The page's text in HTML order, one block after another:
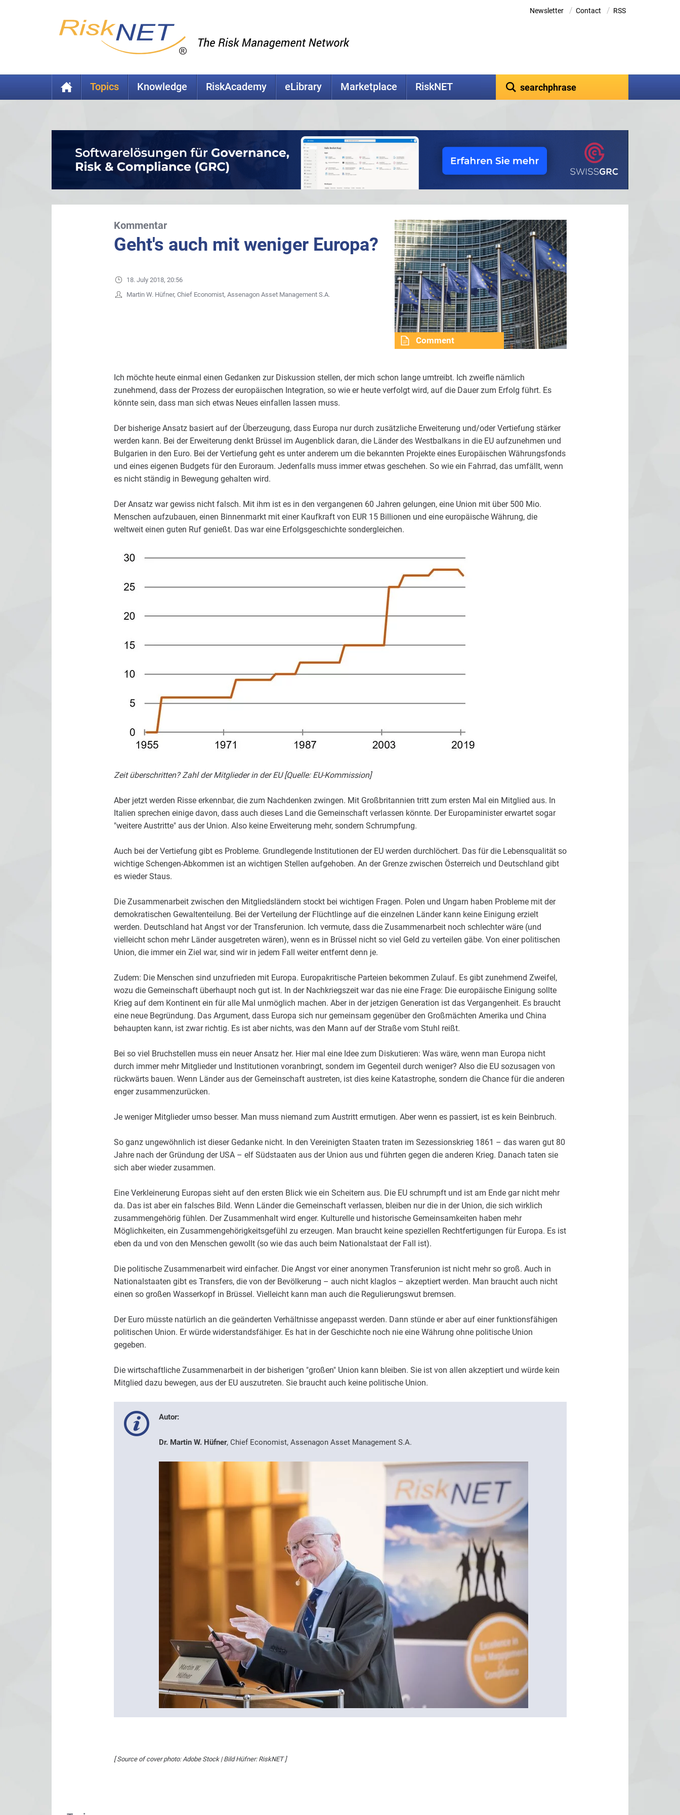
Newsletter / Contact / RSS
Topics Knowledge RiskAcademy eLibrary Marketplace RiskNET
Kommentar
Geht's auch mit weniger Europa?
18. July 2018, 20:56
Martin W. Hüfner, Chief Economist, Assenagon Asset Management S.A.
Comment
Ich möchte heute einmal einen Gedanken zur Diskussion stellen, der mich schon lange umtreibt. Ich zweifle nämlich
zunehmend, dass der Prozess der europäischen Integration, so wie er heute verfolgt wird, auf die Dauer zum Erfolg führt. Es
könnte sein, dass man sich etwas Neues einfallen lassen muss.
Der bisherige Ansatz basiert auf der Überzeugung, dass Europa nur durch zusätzliche Erweiterung und/oder Vertiefung stärker
werden kann. Bei der Erweiterung denkt Brüssel im Augenblick daran, die Länder des Westbalkans in die EU aufzunehmen und
Bulgarien in den Euro. Bei der Vertiefung geht es unter anderem um die bekannten Projekte eines Europäischen Währungsfonds
und eines eigenen Budgets für den Euroraum. Jedenfalls muss immer etwas geschehen. So wie ein Fahrrad, das umfällt, wenn
es nicht ständig in Bewegung gehalten wird.
Der Ansatz war gewiss nicht falsch. Mit ihm ist es in den vergangenen 60 Jahren gelungen, eine Union mit über 500 Mio.
Menschen aufzubauen, einen Binnenmarkt mit einer Kaufkraft von EUR 15 Billionen und eine europäische Währung, die
weltweit einen guten Ruf genießt. Das war eine Erfolgsgeschichte sondergleichen.
Zeit überschritten? Zahl der Mitglieder in der EU [Quelle: EU-Kommission]
Aber jetzt werden Risse erkennbar, die zum Nachdenken zwingen. Mit Großbritannien tritt zum ersten Mal ein Mitglied aus. In
Italien sprechen einige davon, dass auch dieses Land die Gemeinschaft verlassen könnte. Der Europaminister erwartet sogar
"weitere Austritte" aus der Union. Also keine Erweiterung mehr, sondern Schrumpfung.
Auch bei der Vertiefung gibt es Probleme. Grundlegende Institutionen der EU werden durchlöchert. Das für die Lebensqualität so
wichtige Schengen-Abkommen ist an wichtigen Stellen aufgehoben. An der Grenze zwischen Österreich und Deutschland gibt
es wieder Staus.
Die Zusammenarbeit zwischen den Mitgliedsländern stockt bei wichtigen Fragen. Polen und Ungarn haben Probleme mit der
demokratischen Gewaltenteilung. Bei der Verteilung der Flüchtlinge auf die einzelnen Länder kann keine Einigung erzielt
werden. Deutschland hat Angst vor der Transferunion. Ich vermute, dass die Zusammenarbeit noch schlechter wäre (und
vielleicht schon mehr Länder ausgetreten wären), wenn es in Brüssel nicht so viel Geld zu verteilen gäbe. Von einer politischen
Union, die immer ein Ziel war, sind wir in jedem Fall weiter entfernt denn je.
Zudem: Die Menschen sind unzufrieden mit Europa. Europakritische Parteien bekommen Zulauf. Es gibt zunehmend Zweifel,
wozu die Gemeinschaft überhaupt noch gut ist. In der Nachkriegszeit war das nie eine Frage: Die europäische Einigung sollte
Krieg auf dem Kontinent ein für alle Mal unmöglich machen. Aber in der jetzigen Generation ist das Vergangenheit. Es braucht
eine neue Begründung. Das Argument, dass Europa sich nur gemeinsam gegenüber den Großmächten Amerika und China
behaupten kann, ist zwar richtig. Es ist aber nichts, was den Mann auf der Straße vom Stuhl reißt.
Bei so viel Bruchstellen muss ein neuer Ansatz her. Hier mal eine Idee zum Diskutieren: Was wäre, wenn man Europa nicht
durch immer mehr Mitglieder und Institutionen voranbringt, sondern im Gegenteil durch weniger? Also die EU sozusagen von
rückwärts bauen. Wenn Länder aus der Gemeinschaft austreten, ist dies keine Katastrophe, sondern die Chance für die anderen
enger zusammenzurücken.
Je weniger Mitglieder umso besser. Man muss niemand zum Austritt ermutigen. Aber wenn es passiert, ist es kein Beinbruch.
So ganz ungewöhnlich ist dieser Gedanke nicht. In den Vereinigten Staaten traten im Sezessionskrieg 1861 – das waren gut 80
Jahre nach der Gründung der USA – elf Südstaaten aus der Union aus und führten gegen die anderen Krieg. Danach taten sie
sich aber wieder zusammen.
Eine Verkleinerung Europas sieht auf den ersten Blick wie ein Scheitern aus. Die EU schrumpft und ist am Ende gar nicht mehr
da. Das ist aber ein falsches Bild. Wenn Länder die Gemeinschaft verlassen, bleiben nur die in der Union, die sich wirklich
zusammengehörig fühlen. Der Zusammenhalt wird enger. Kulturelle und historische Gemeinsamkeiten haben mehr
Möglichkeiten, ein Zusammengehörigkeitsgefühl zu erzeugen. Man braucht keine speziellen Rechtfertigungen für Europa. Es ist
eben da und von den Menschen gewollt (so wie das auch beim Nationalstaat der Fall ist).
Die politische Zusammenarbeit wird einfacher. Die Angst vor einer anonymen Transferunion ist nicht mehr so groß. Auch in
Nationalstaaten gibt es Transfers, die von der Bevölkerung – auch nicht klaglos – akzeptiert werden. Man braucht auch nicht
einen so großen Wasserkopf in Brüssel. Vielleicht kann man auch die Regulierungswut bremsen.
Der Euro müsste natürlich an die geänderten Verhältnisse angepasst werden. Dann stünde er aber auf einer funktionsfähigen
politischen Union. Er würde widerstandsfähiger. Es hat in der Geschichte noch nie eine Währung ohne politische Union
gegeben.
Die wirtschaftliche Zusammenarbeit in der bisherigen "großen" Union kann bleiben. Sie ist von allen akzeptiert und würde kein
Mitglied dazu bewegen, aus der EU auszutreten. Sie braucht auch keine politische Union.
Autor:
Dr. Martin W. Hüfner, Chief Economist, Assenagon Asset Management S.A.
[ Source of cover photo: Adobe Stock | Bild Hüfner: RiskNET ]